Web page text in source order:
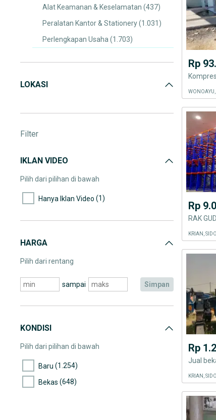
Alat Keamanan & Keselamatan (437)
Peralatan Kantor & Stationery(1.031)
Perlengkapan Usaha (1.703)
LOKASI
Filter
IKLAN VIDEO
Pilih dari pilihan di bawah
Hanya Iklan Video (1)
HARGA
Pilih dari rentang
sampai simpan
KONDISI
Pilih dari pilihan di bawah
Baru (1.254)
Bekas (648)
Rp
WONOAYU,
Rp
KRIAN,
Rp
Jual
KRIAN,